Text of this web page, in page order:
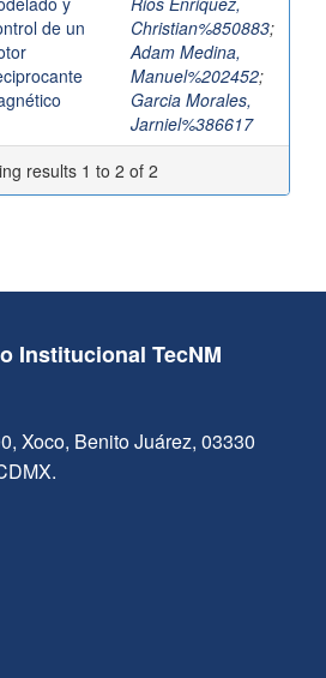
de un
Christian%850883;
Adam Medina,
Manuel%202452;
Garcia Morales,
Jarniel%386617
results 1 to 2 of 2
Institucional TecNM
Xoco, Benito Juárez, 03330